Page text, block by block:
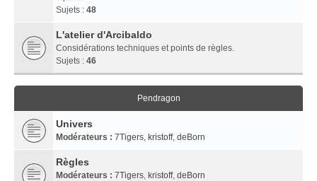
Sujets : 48
L'atelier d'Arcibaldo
Considérations techniques et points de règles.
Sujets : 46
Pendragon
Univers
Modérateurs : 7Tigers, kristoff, deBorn
Règles
Modérateurs : 7Tigers, kristoff, deBorn